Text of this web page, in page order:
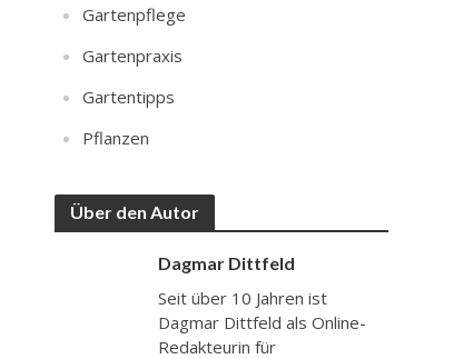
Gartenpflege
Gartenpraxis
Gartentipps
Pflanzen
Über den Autor
Dagmar Dittfeld
Seit über 10 Jahren ist
Dagmar Dittfeld als Online-
Redakteurin für